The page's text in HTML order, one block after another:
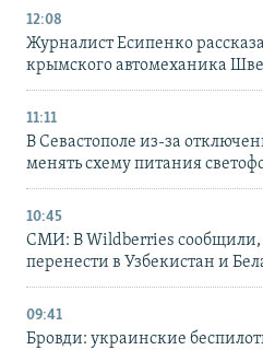
12:08
Журналист Есипенко
крымского автомеханика
11:11
В Севастополе из-за
менять схему питания
10:45
СМИ: В Wildberries сообщили,
перенести в Узбекистан и
09:41
Бровди: украинские